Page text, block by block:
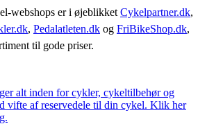
webshops er i øjeblikket Cykelpartner.dk,
, Pedalatleten.dk og FriBikeShop.dk,
til gode priser.
alt inden for cykler, cykeltilbehør og
vifte af reservedele til din cykel. Klik her